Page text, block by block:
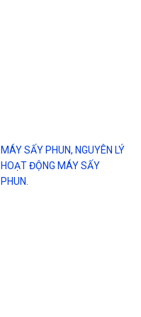
MÁY SẤY PHUN, NGUYÊN LÝ
HOẠT ĐỘNG MÁY SẤY
PHUN.